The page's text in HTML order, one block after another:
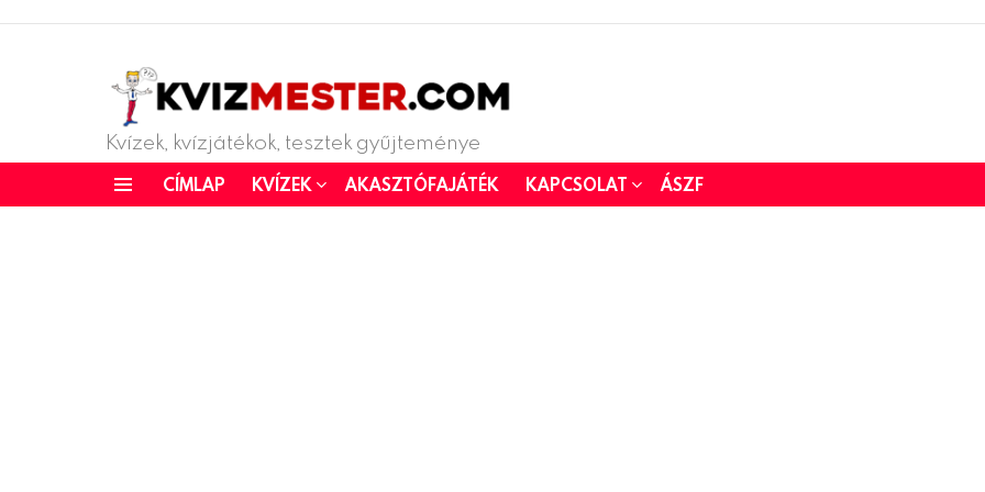
Kvízek, kvízjátékok, tesztek gyűjteménye
CÍMLAP KVÍZEK AKASZTÓFAJÁTÉK KAPCSOLAT ÁSZF